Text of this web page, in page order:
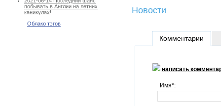
побывать в Англии на летних
каникулах!
Облако тэгов
Новости
Комментарии
написать
Имя*: